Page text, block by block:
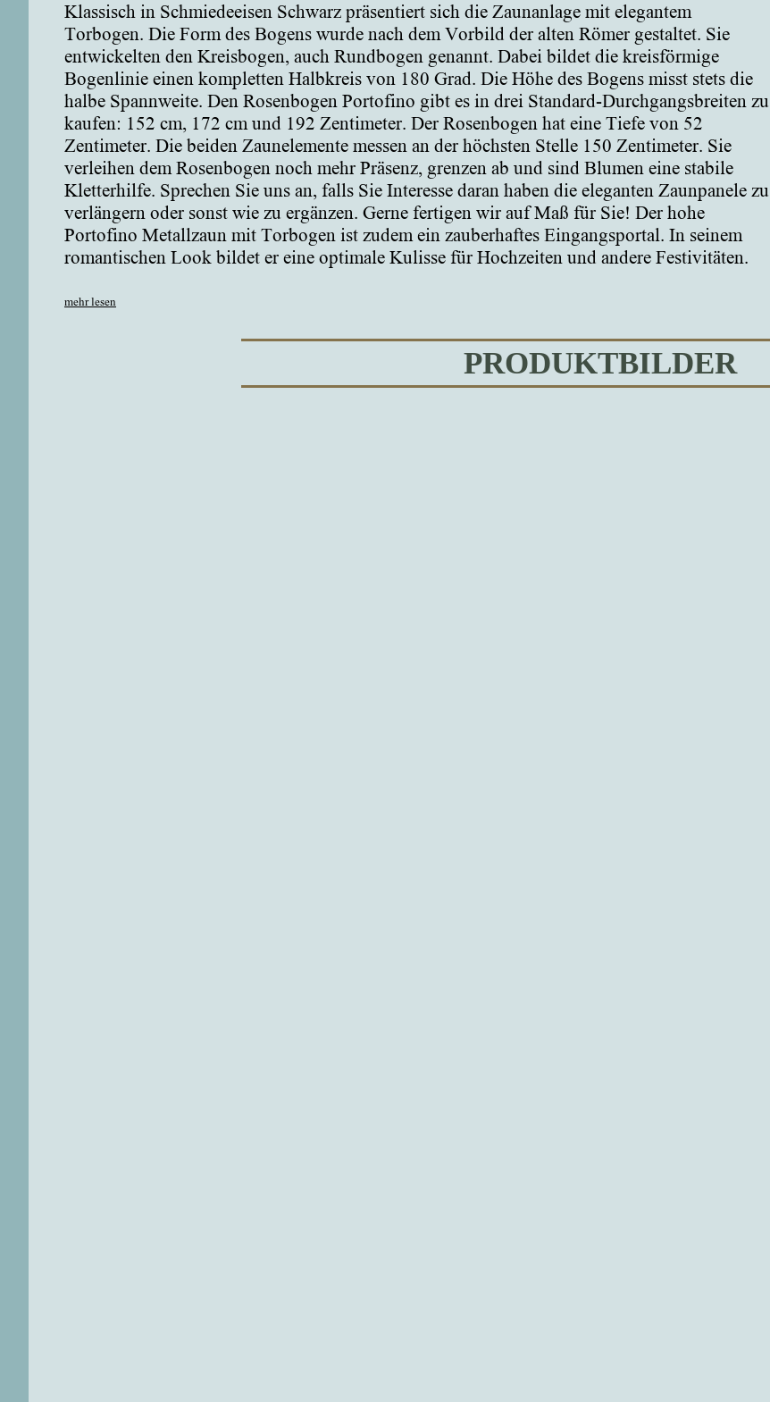
Klassisch in Schmiedeeisen Schwarz präsentiert sich die Zaunanlage mit elegantem
Torbogen. Die Form des Bogens wurde nach dem Vorbild der alten Römer gestaltet. Sie
entwickelten den Kreisbogen, auch Rundbogen genannt. Dabei bildet die kreisförmige
Bogenlinie einen kompletten Halbkreis von 180 Grad. Die Höhe des Bogens misst stets die
halbe Spannweite. Den Rosenbogen Portofino gibt es in drei Standard-Durchgangsbreiten zu
kaufen: 152 cm, 172 cm und 192 Zentimeter. Der Rosenbogen hat eine Tiefe von 52
Zentimeter. Die beiden Zaunelemente messen an der höchsten Stelle 150 Zentimeter. Sie
verleihen dem Rosenbogen noch mehr Präsenz, grenzen ab und sind Blumen eine stabile
Kletterhilfe. Sprechen Sie uns an, falls Sie Interesse daran haben die eleganten Zaunpanele zu
verlängern oder sonst wie zu ergänzen. Gerne fertigen wir auf Maß für Sie! Der hohe
Portofino Metallzaun mit Torbogen ist zudem ein zauberhaftes Eingangsportal. In seinem
romantischen Look bildet er eine optimale Kulisse für Hochzeiten und andere Festivitäten.
mehr lesen
PRODUKTBILDER